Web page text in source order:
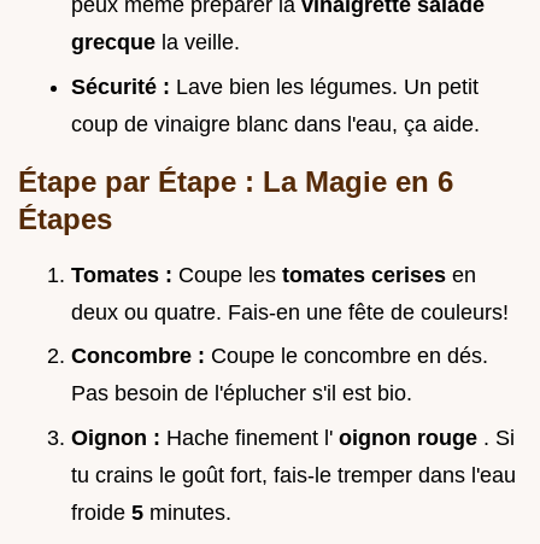
peux même préparer la vinaigrette salade
grecque la veille.
Sécurité : Lave bien les légumes. Un petit
coup de vinaigre blanc dans l'eau, ça aide.
Étape par Étape : La Magie en 6
Étapes
Tomates : Coupe les tomates cerises en
deux ou quatre. Fais-en une fête de couleurs!
Concombre : Coupe le concombre en dés.
Pas besoin de l'éplucher s'il est bio.
Oignon : Hache finement l' oignon rouge . Si
tu crains le goût fort, fais-le tremper dans l'eau
froide 5 minutes.